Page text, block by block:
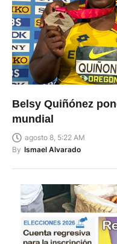
Belsy Quiñónez
mundial
agosto 8, 5:22 AM
By Ismael Alvarado